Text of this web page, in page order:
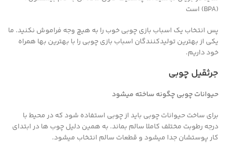
(BPA) است
پس انتخاب یک اسباب بازی چوبی خوب را به هیچ وجه فراموش نکنید. ما
یکی از بهترین تولیدکنندگان اسباب بازی چوبی را با بهترین بها همراه
خود داریم.
جرثقیل چوبی
حیوانات چوبی چگونه ساخته میشود
برای ساخت حیوانات چوبی باید از چوبی استفاده شود که در محیط با
درجه رطوبت مختلف کاملا سالم بماند. به همین دلیل چوب ها در ابتدای
کار پوستشان جدا میشود و قطعات سالم انتخاب میشود.